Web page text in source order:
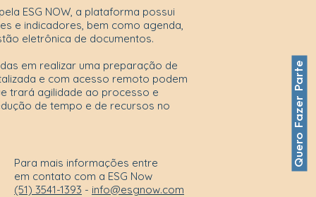
Quero Fazer Parte
ESG NOW, a plataforma possui
e indicadores, bem como agenda,
eletrônica de documentos.
em realizar uma preparação de
e com acesso remoto podem
trará agilidade ao processo e
de tempo e de recursos no
Para mais informações entre
em contato com a ESG Now
(51) 3541-1393 - info@esgnow.com